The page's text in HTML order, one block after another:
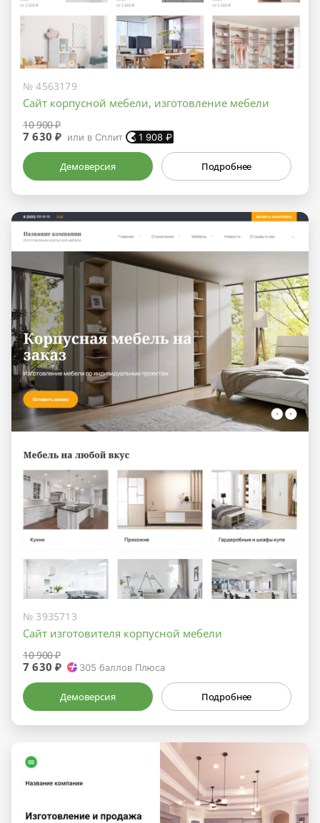
№ 4563179
Сайт корпусной мебели, изготовление мебели
10 900 ₽
7 630 ₽ или в Сплит 1 908 ₽
Демоверсия Подробнее
№ 3935713
Сайт изготовителя корпусной мебели
10 900 ₽
7 630 ₽ 305 баллов Плюса
Демоверсия Подробнее